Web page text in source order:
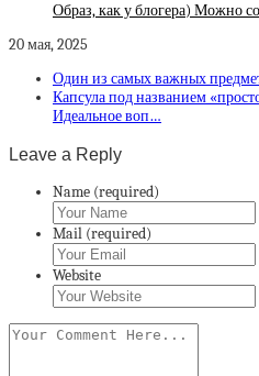
Образ, как у блогера) Можно
20 мая, 2025
Один из самых важных
Капсула под названием
Идеальное воп…
Leave a Reply
Name (required)
Mail (required)
Website